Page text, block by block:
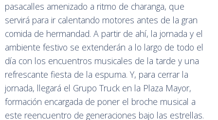
pasacalles amenizado a ritmo de charanga, que
servirá para ir calentando motores antes de la gran
comida de hermandad. A partir de ahí, la jornada y el
ambiente festivo se extenderán a lo largo de todo el
día con los encuentros musicales de la tarde y una
refrescante fiesta de la espuma. Y, para cerrar la
jornada, llegará el Grupo Truck en la Plaza Mayor,
formación encargada de poner el broche musical a
este reencuentro de generaciones bajo las estrellas.